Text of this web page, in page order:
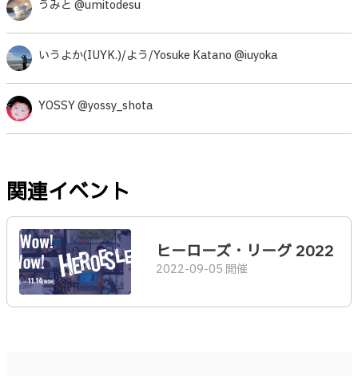
うみと @umitodesu
いうよか(IUYK.)/よう/Yosuke Katano @iuyoka
YOSSY @yossy_shota
関連イベント
ヒーローズ・リーグ 2022
2022-09-05 開催